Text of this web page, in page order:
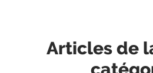
Articles de